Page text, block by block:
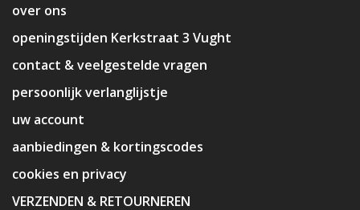
over ons
openingstijden Kerkstraat 3 Vught
contact & veelgestelde vragen
persoonlijk verlanglijstje
uw account
aanbiedingen & kortingscodes
cookies en privacy
VERZENDEN & RETOURNEREN